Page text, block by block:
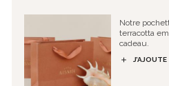
Notre
terracotta
cadeau.
J’AJOUTE